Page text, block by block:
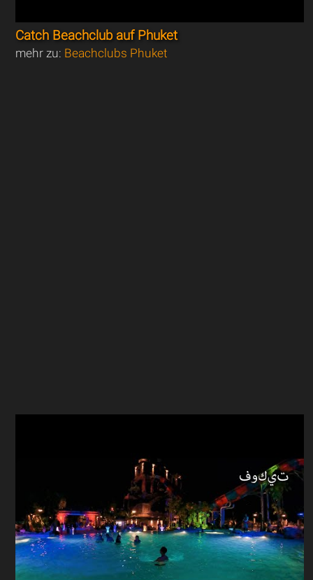
Catch Beachclub auf Phuket
mehr zu: Beachclubs Phuket